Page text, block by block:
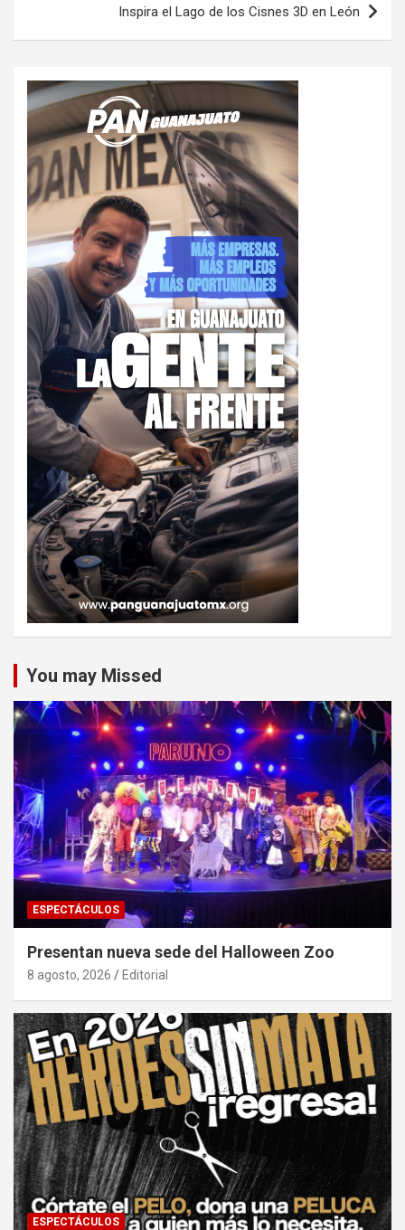
Inspira el Lago de los Cisnes 3D en León
You may Missed
ESPECTÁCULOS
Presentan nueva sede del Halloween Zoo
8 agosto, 2026 Editorial
ESPECTÁCULOS